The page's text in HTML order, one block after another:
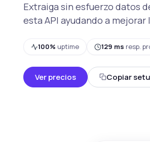
Extraiga sin esfuerzo datos
esta API ayudando a
100% uptime 129 ms resp.
Ver precios Copiar